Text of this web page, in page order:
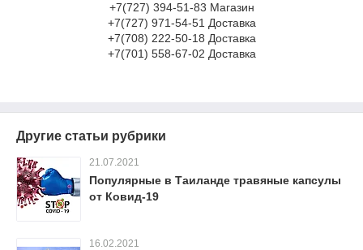
+7(727) 394-51-83 Магазин
+7(727) 971-54-51 Доставка
+7(708) 222-50-18 Доставка
+7(701) 558-67-02 Доставка
Другие статьи рубрики
21.07.2021
Популярные в Таиланде травяные капсулы
от Ковид-19
16.02.2021